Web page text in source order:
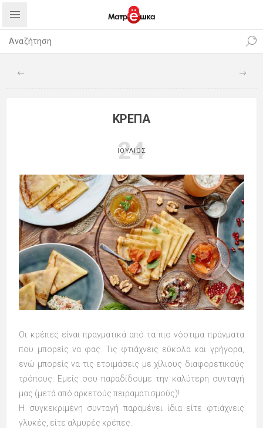
ΚΡΈΠΑ
24
ΙΟΎΛΙΟΣ
Οι κρέπες είναι πραγματικά από τα πιο νόστιμα πράγματα
που μπορείς να φας. Τις φτιάχνεις εύκολα και γρήγορα,
ενώ μπορείς να τις ετοιμάσεις με χίλιους διαφορετικούς
τρόπους. Εμείς σου παραδίδουμε την καλύτερη συνταγή
μας (μετά από αρκετούς πειραματισμούς)!
Η συγκεκριμένη συνταγή παραμένει ίδια είτε φτιάχνεις
γλυκές, είτε αλμυρές κρέπες.